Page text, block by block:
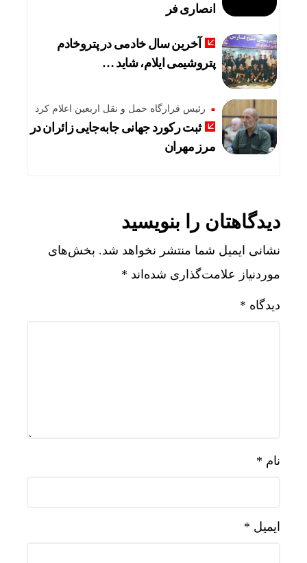
انصاری فر
آخرین سال خادمی در پتروخادم
پتروشیمی ایلام، شاید …
رئیس قرارگاه حمل و نقل اربعین اعلام کرد
ثبت رکورد جهانی جابه‌جایی زائران در
مرز مهران
دیدگاهتان را بنویسید
نشانی ایمیل شما منتشر نخواهد شد. بخش‌های
موردنیاز علامت‌گذاری شده‌اند *
دیدگاه *
نام *
ایمیل *